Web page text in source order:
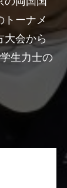
トーナメ
大会から
生力士の